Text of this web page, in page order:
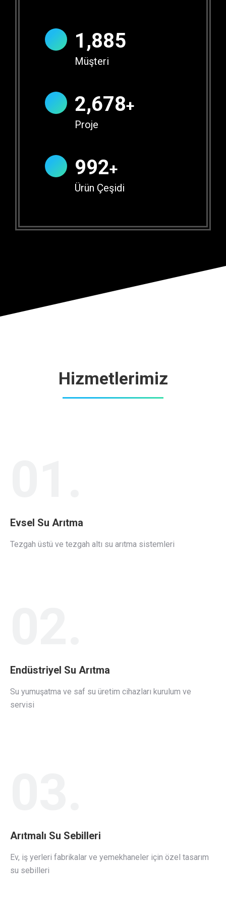
1,893
Müşteri
2,690+
Proje
996+
Ürün Çeşidi
Hizmetlerimiz
Evsel Su Arıtma
Tezgah üstü ve tezgah altı su arıtma sistemleri
Endüstriyel Su Arıtma
Su yumuşatma ve saf su üretim cihazları kurulum ve
servisi
Arıtmalı Su Sebilleri
Ev, iş yerleri fabrikalar ve yemekhaneler için özel tasarım
su sebilleri